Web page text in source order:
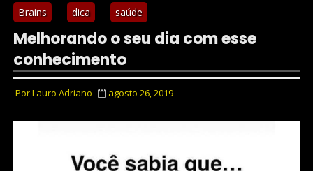
Brains dica saúde
Melhorando o seu dia com esse
conhecimento
PorLauro Adriano agosto 26, 2019